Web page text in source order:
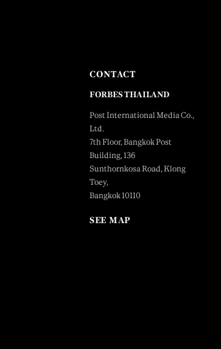
CONTACT
FORBES THAILAND
Post International Media Co.,
Ltd.
7th Floor, Bangkok Post
Building, 136
Sunthornkosa Road, Klong
Toey,
Bangkok 10110
SEE MAP